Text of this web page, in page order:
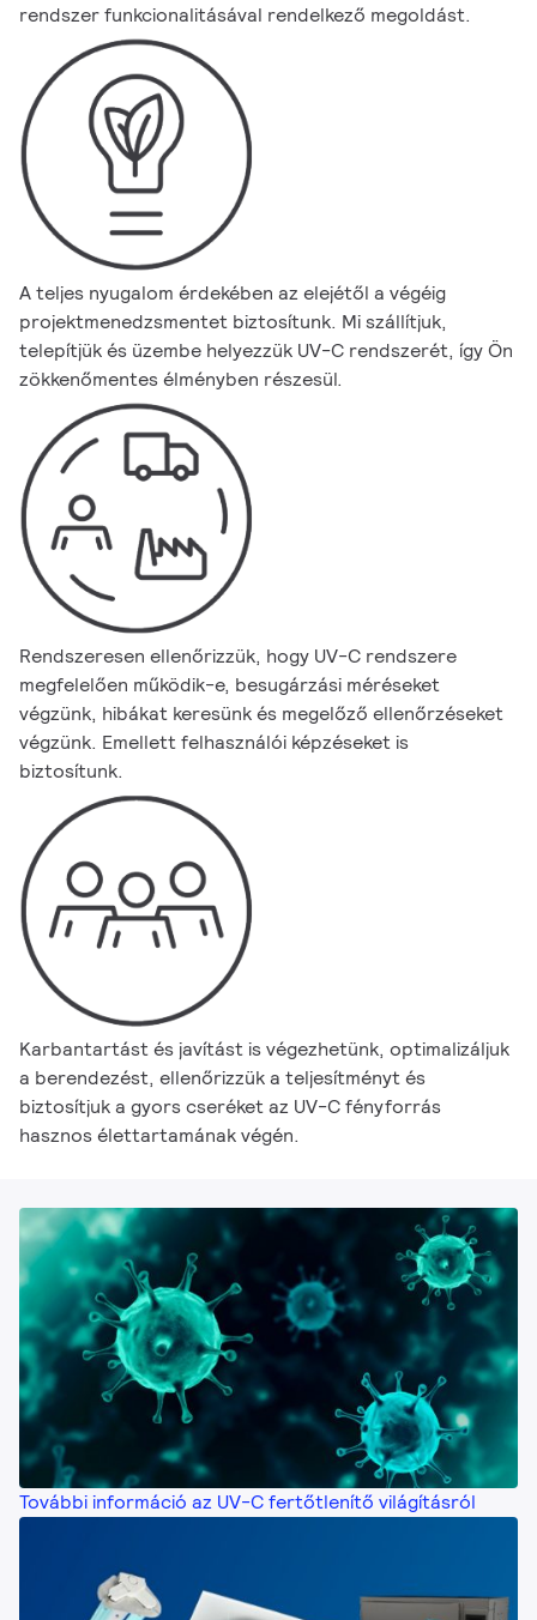
rendszer funkcionalitásával rendelkező megoldást.
A teljes nyugalom érdekében az elejétől a végéig
projektmenedzsmentet biztosítunk. Mi szállítjuk,
telepítjük és üzembe helyezzük UV-C rendszerét, így Ön
zökkenőmentes élményben részesül.
Rendszeresen ellenőrizzük, hogy UV-C rendszere
megfelelően működik-e, besugárzási méréseket
végzünk, hibákat keresünk és megelőző ellenőrzéseket
végzünk. Emellett felhasználói képzéseket is
biztosítunk.
Karbantartást és javítást is végezhetünk, optimalizáljuk
a berendezést, ellenőrizzük a teljesítményt és
biztosítjuk a gyors cseréket az UV-C fényforrás
hasznos élettartamának végén.
További információ az UV-C fertőtlenítő világításról